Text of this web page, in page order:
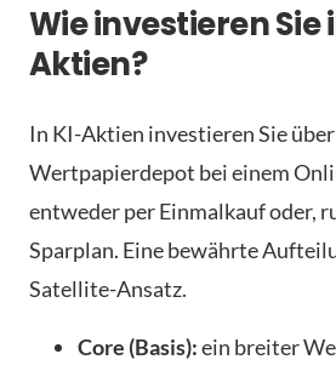
Wie investieren Sie
Aktien?
In KI-Aktien investieren Sie
Wertpapierdepot bei einem
entweder per Einmalkauf oder,
Sparplan. Eine bewährte
Satellite-Ansatz.
Core (Basis):ein breiter